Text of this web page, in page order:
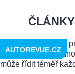
AUTOREVUE.CZ